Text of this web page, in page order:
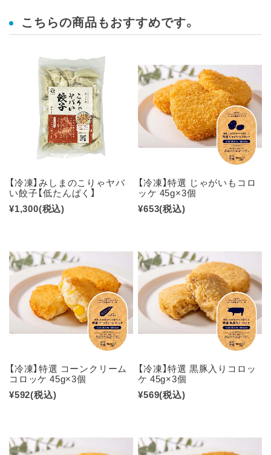
こちらの商品もおすすめです。
【冷凍】みしまのこりゃヤバ
い餃子【低たんぱく】
¥1,300(税込)
【冷凍】特選 じゃがいもコロ
ッケ 45g×3個
¥653(税込)
【冷凍】特選 コーンクリーム
コロッケ 45g×3個
¥592(税込)
【冷凍】特選 黒豚入りコロッ
ケ 45g×3個
¥569(税込)